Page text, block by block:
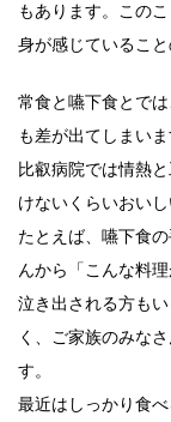
もあります。この
身が感じていること
常食と嚥下食とで
も差が出てしまいま
比叡病院では情熱
けないくらいおい
たとえば、嚥下食
んから「こんな料
泣き出される方も
く、ご家族のみな
す。
最近はしっかり食